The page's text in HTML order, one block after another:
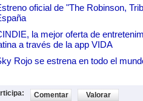
oficial de "The Robinson,
la mejor oferta de
a través de la app VIDA
Rojo se estrena en todo el
Comentar Valorar